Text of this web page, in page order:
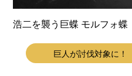
浩二を襲う巨蝶 モルフ
巨人が討伐対象に